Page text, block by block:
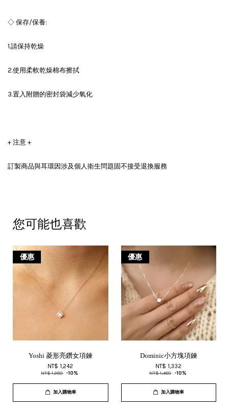
◇ 保存/保養:
1.請保持乾燥
2.使用柔軟乾燥棉布擦拭
3.置入附贈的密封袋減少氧化
+ 注意 +
訂製商品與耳環因涉及個人衛生問題固不接受退換服務
您可能也喜歡
優惠
Yoshi 菱形亮鑽女項鍊
NT$ 1,242
NT$ 1,380 -10%
加入購物車
優惠
Dominic小方塊項鍊
NT$ 1,332
NT$ 1,480 -10%
加入購物車